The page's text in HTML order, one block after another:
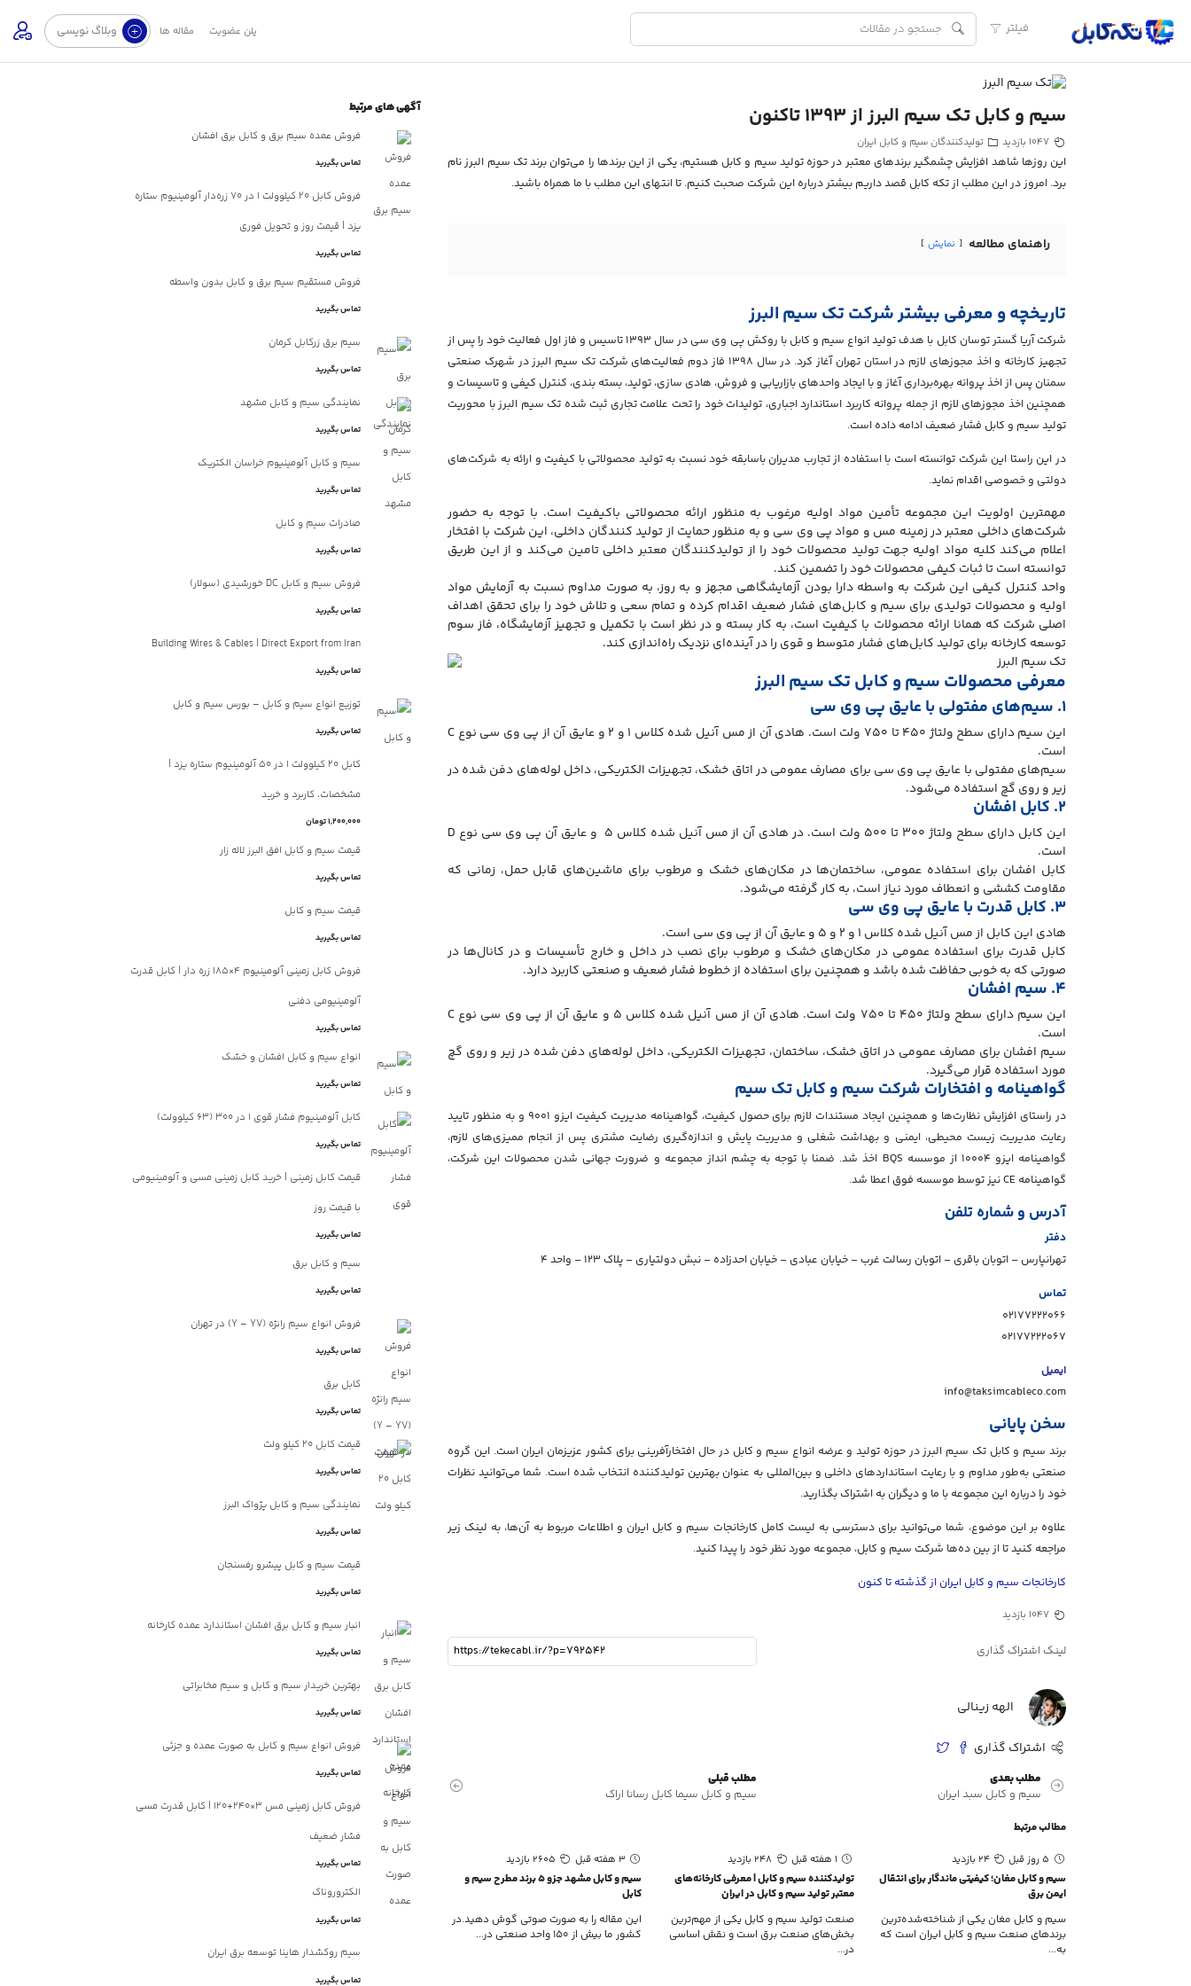
فیلتر پلن عضویت مقاله ها وبلاگ نویسی
سیم و کابل تک سیم البرز از 1393 تاکنون
تولیدکنندگان سیم و کابل ایران
این روزها شاهد افزایش چشمگیر برندهای معتبر در حوزه تولید سیم و کابل هستیم، یکی از این برندها را می‌توان برند تک سیم البرز نام
برد. امروز در این مطلب از تکه کابل قصد داریم بیشتر درباره این شرکت صحبت کنیم. تا انتهای این مطلب با ما همراه باشید.
راهنمای مطالعه نمایش
تاریخچه و معرفی بیشتر شرکت تک سیم البرز
شرکت آریا گستر توسان کابل با هدف تولید انواع سیم و کابل با روکش پی وی سی در سال ۱۳۹۳ تاسیس و فاز اول فعالیت خود را پس از
تجهیز کارخانه و اخذ مجوزهای لازم در استان تهران آغاز کرد. در سال ۱۳۹۸ فاز دوم فعالیت‌های شرکت تک سیم البرز در شهرک صنعتی
سمنان پس از اخذ پروانه بهره‌برداری آغاز و با ایجاد واحد‌های بازاریابی و فروش، هادی سازی، تولید، بسته بندی، کنترل کیفی و تاسیسات و
همچنین اخذ مجوزهای لازم از جمله پروانه کاربرد استاندارد اجباری، تولیدات خود را تحت علامت تجاری ثبت شده تک سیم البرز با محوریت
تولید سیم و کابل فشار ضعیف ادامه داده است.
در این راستا این شرکت توانسته است با استفاده از تجارب مدیران باسابقه خود نسبت به تولید محصولاتی با کیفیت و ارائه به شرکت‌های
دولتی و خصوصی اقدام نماید.
مهمترین اولویت این مجموعه تأمین مواد اولیه مرغوب به منظور ارائه محصولاتی باکیفیت است. با توجه به حضور
شرکت‌های داخلی معتبر در زمینه مس و مواد پی وی سی و به منظور حمایت از تولید کنندگان داخلی، این شرکت با افتخار
اعلام می‌کند کلیه مواد اولیه جهت تولید محصولات خود را از تولیدکنندگان معتبر داخلی تامین می‌کند و از این طریق
توانسته است تا ثبات کیفی محصولات خود را تضمین کند.
واحد کنترل کیفی این شرکت به واسطه دارا بودن آزمایشگاهی مجهز و به روز، به صورت مداوم نسبت به آزمایش مواد
اولیه و محصولات تولیدی برای سیم و کابل‌های فشار ضعیف اقدام کرده و تمام سعی و تلاش خود را برای تحقق اهداف
اصلی شرکت که همانا ارائه محصولات با کیفیت است، به کار بسته و در نظر است با تکمیل و تجهیز آزمایشگاه، فاز سوم
توسعه کارخانه برای تولید کابل‌های فشار متوسط و قوی را در آینده‌ای نزدیک راه‌اندازی کند.
معرفی محصولات سیم و کابل تک سیم البرز
۱. سیم‌های مفتولی با عایق پی وی سی
این سیم دارای سطح ولتاژ ۴۵۰ تا ۷۵۰ ولت است. هادی آن از مس آنیل شده کلاس ۱ و ۲ و عایق آن از پی وی سی نوع C
است.
سیم‌های مفتولی با عایق پی وی سی برای مصارف عمومی در اتاق خشک، تجهیزات الکتریکی، داخل لوله‌های دفن شده در
زیر و روی گچ استفاده می‌شود.
۲. کابل افشان
این کابل دارای سطح ولتاژ ۳۰۰ تا ۵۰۰ ولت است. در هادی آن از مس آنیل شده کلاس ۵ و عایق آن پی وی سی نوع D
است.
کابل افشان برای استفاده عمومی، ساختمان‌ها در مکان‌های خشک و مرطوب برای ماشین‌های قابل حمل، زمانی که
مقاومت کششی و انعطاف مورد نیاز است، به کار گرفته می‌شود.
۳. کابل قدرت با عایق پی وی سی
هادی این کابل از مس آنیل شده کلاس ۱ و ۲ و ۵ و عایق آن از پی وی سی است.
کابل قدرت برای استفاده عمومی در مکان‌های خشک و مرطوب برای نصب در داخل و خارج تأسیسات و در کانال‌ها در
صورتی که به خوبی حفاظت شده باشد و همچنین برای استفاده از خطوط فشار ضعیف و صنعتی کاربرد دارد.
۴. سیم افشان
این سیم دارای سطح ولتاژ ۴۵۰ تا ۷۵۰ ولت است. هادی آن از مس آنیل شده کلاس ۵ و عایق آن از پی وی سی نوع C
است.
سیم افشان برای مصارف عمومی در اتاق خشک، ساختمان، تجهیزات الکتریکی، داخل لوله‌های دفن شده در زیر و روی گچ
مورد استفاده قرار می‌گیرد.
گواهینامه و افتخارات شرکت سیم و کابل تک سیم
در راستای افزایش نظارت‌ها و همچنین ایجاد مستندات لازم برای حصول کیفیت، گواهینامه مدیریت کیفیت ایزو ۹۰۰۱ و به منظور تایید
رعایت مدیریت زیست محیطی، ایمنی و بهداشت شغلی و مدیریت پایش و اندازه‌گیری رضایت مشتری پس از انجام ممیزی‌های لازم،
گواهینامه ایزو ۱۰۰۰۴ از موسسه BQS اخذ شد. ضمنا با توجه به چشم انداز مجموعه و ضرورت جهانی شدن محصولات این شرکت،
گواهینامه CE نیز توسط موسسه فوق اعطا شد.
آدرس و شماره تلفن
دفتر
تهرانپارس – اتوبان باقری – اتوبان رسالت غرب – خیابان عبادی – خیابان احدزاده – نبش دولتیاری – پلاک ۱۲۳ – واحد ۴
تماس
۰۲۱۷۷۲۲۲۰۶۶
۰۲۱۷۷۲۲۲۰۶۷
ایمیل
info@taksimcableco.com
سخن پایانی
برند سیم و کابل تک سیم البرز در حوزه تولید و عرضه انواع سیم و کابل در حال افتخارآفرینی برای کشور عزیزمان ایران است. این گروه
صنعتی به‌طور مداوم و با رعایت استانداردهای داخلی و بین‌المللی به عنوان بهترین تولیدکننده انتخاب شده است. شما می‌توانید نظرات
خود را درباره این مجموعه با ما و دیگران به اشتراک بگذارید.
علاوه بر این موضوع، شما می‌توانید برای دسترسی به لیست کامل کارخانجات سیم و کابل ایران و اطلاعات مربوط به آن‌ها، به لینک زیر
مراجعه کنید تا از بین ده‌ها شرکت سیم و کابل، مجموعه مورد نظر خود را پیدا کنید.
کارخانجات سیم و کابل ایران از گذشته تا کنون
لینک اشتراک گذاری
الهه زینالی
اشتراک گذاری
مطلب قبلی
سیم و کابل سیما کابل رسانا اراک
مطلب بعدی
سیم و کابل سبد ایران
مطالب مرتبط
24 بازدید
سیم و کابل مغان؛ کیفیتی ماندگار برای انتقال
ایمن برق
سیم و کابل مغان یکی از شناخته‌شده‌ترین
برندهای صنعت سیم و کابل ایران است که
به...
تولیدکننده سیم و کابل | معرفی کارخانه‌های
معتبر تولید سیم و کابل در ایران
صنعت تولید سیم و کابل یکی از مهم‌ترین
بخش‌های صنعت برق است و نقش اساسی
در...
3 هفته قبل
سیم و کابل مشهد جزو 5 برند مطرح سیم و
کابل
این مقاله را به صورت صوتی گوش دهید.در
کشور ما بیش از 150 واحد صنعتی در...
سیم و کابل ابهر؛ از 1372 تاکنون
یکی از موفق‌ترین و باسابقه‌ترین شرکت‌ها
در زمینه تولید، عرضه و صادرات محصولات
آگهی های مرتبط
فروش عمده سیم برق و کابل برق افشان
تماس بگیرید
فروش کابل 20 کیلوولت 1 در 70 زره‌دار آلومینیوم ستاره
یزد | قیمت روز و تحویل فوری
تماس بگیرید
فروش مستقیم سیم برق و کابل بدون واسطه
تماس بگیرید
سیم برق زرکابل کرمان
تماس بگیرید
نمایندگی سیم و کابل مشهد
تماس بگیرید
سیم و کابل آلومینیوم خراسان الکتریک
تماس بگیرید
صادرات سیم و کابل
تماس بگیرید
فروش سیم و کابل DC خورشیدی (سولار)
تماس بگیرید
Building Wires & Cables | Direct Export from Iran
تماس بگیرید
توزیع انواع سیم و کابل – بورس سیم و کابل
تماس بگیرید
کابل 20 کیلوولت 1 در 50 آلومینیوم ستاره یزد |
مشخصات، کاربرد و خرید
1,200,000 تومان
قیمت سیم و کابل افق البرز لاله زار
تماس بگیرید
قیمت سیم و کابل
تماس بگیرید
فروش کابل زمینی آلومینیوم 4×185 زره دار | کابل قدرت
آلومینیومی دفنی
تماس بگیرید
انواع سیم و کابل افشان و خشک
تماس بگیرید
کابل آلومینیوم فشار قوی 1 در 300 (63 کیلوولت)
تماس بگیرید
قیمت کابل زمینی | خرید کابل زمینی مسی و آلومینیومی
با قیمت روز
تماس بگیرید
سیم و کابل برق
تماس بگیرید
فروش انواع سیم رانژه (Y – YV) در تهران
تماس بگیرید
کابل برق
تماس بگیرید
قیمت کابل ۲۰ کیلو ولت
تماس بگیرید
نمایندگی سیم و کابل پژواک البرز
تماس بگیرید
قیمت سیم و کابل پیشرو رفسنجان
تماس بگیرید
انبار سیم و کابل برق افشان استاندارد عمده کارخانه
تماس بگیرید
بهترین خریدار سیم و کابل و سیم مخابراتی
تماس بگیرید
فروش انواع سیم و کابل به صورت عمده و جزئی
تماس بگیرید
فروش کابل زمینی مس 3×240+120 | کابل قدرت مسی
فشار ضعیف
تماس بگیرید
الکتروروناک
تماس بگیرید
سیم روکشدار هاینا توسعه برق ایران
تماس بگیرید